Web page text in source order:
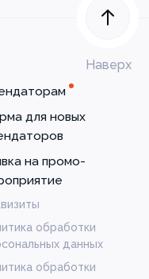
Наверх
для новых
на промо-
обработки
данных
обработки